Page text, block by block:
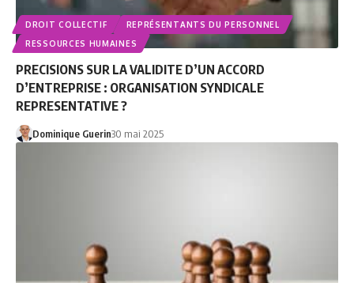
DROIT COLLECTIF
REPRÉSENTANTS DU PERSONNEL
RESSOURCES HUMAINES
PRECISIONS SUR LA VALIDITE D’UN ACCORD
D’ENTREPRISE : ORGANISATION SYNDICALE
REPRESENTATIVE ?
Dominique Guerin30 mai 2025